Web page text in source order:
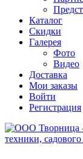
Каталог
Скидки
Галерея
Фото
Видео
Доставка
Мои заказы
Войти
Регистрация